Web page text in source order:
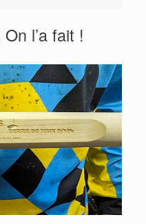
On l’a fait !